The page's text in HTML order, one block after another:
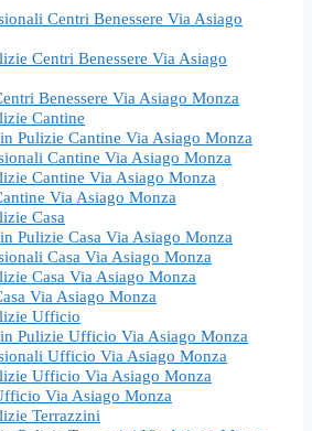
Centri Benessere Via Asiago
Centri Benessere Via Asiago
Benessere Via Asiago Monza
Cantine
Pulizie Cantine Via Asiago Monza
Cantine Via Asiago Monza
Cantine Via Asiago Monza
Via Asiago Monza
Casa
Pulizie Casa Via Asiago Monza
Casa Via Asiago Monza
Casa Via Asiago Monza
Via Asiago Monza
Ufficio
Pulizie Ufficio Via Asiago Monza
Ufficio Via Asiago Monza
Ufficio Via Asiago Monza
Via Asiago Monza
Terrazzini